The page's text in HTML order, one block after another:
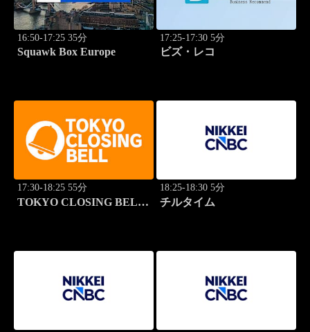
16:50-17:25 35分
Squawk Box Europe
17:25-17:30 5分
ビズ・レコ
17:30-18:25 55分
TOKYO CLOSING BELL
18:25-18:30 5分
チルタイム